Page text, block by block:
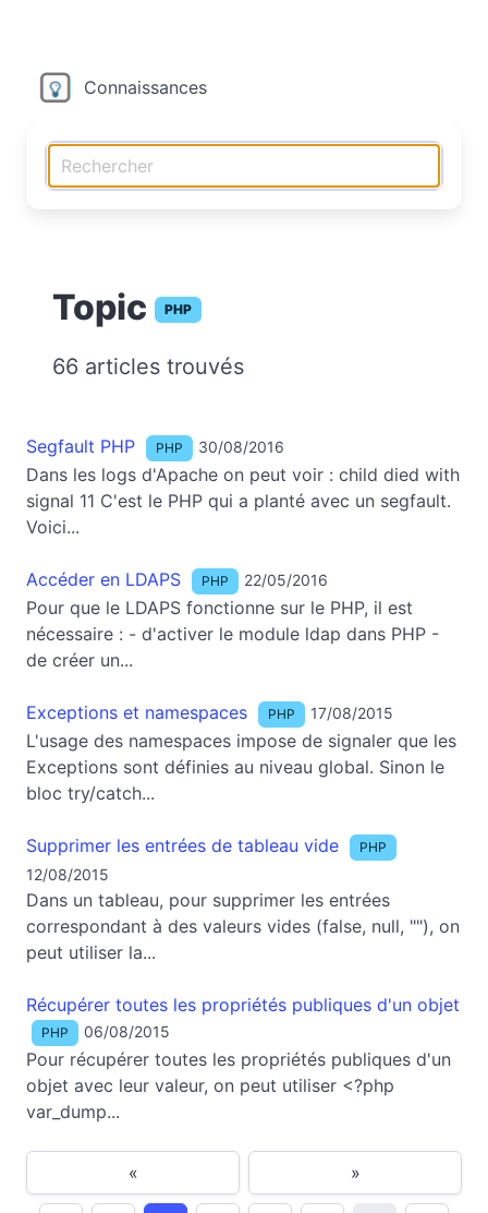
Connaissances
Topic PHP
66 articles trouvés
Segfault PHP PHP 30/08/2016
Dans les logs d'Apache on peut voir : child died with
signal 11 C'est le PHP qui a planté avec un segfault.
Voici...
Accéder en LDAPS PHP 22/05/2016
Pour que le LDAPS fonctionne sur le PHP, il est
nécessaire : - d'activer le module ldap dans PHP -
de créer un...
Exceptions et namespaces PHP 17/08/2015
L'usage des namespaces impose de signaler que les
Exceptions sont définies au niveau global. Sinon le
bloc try/catch...
Supprimer les entrées de tableau vide PHP
12/08/2015
Dans un tableau, pour supprimer les entrées
correspondant à des valeurs vides (false, null, ""), on
peut utiliser la...
Récupérer toutes les propriétés publiques d'un objet
PHP 06/08/2015
Pour récupérer toutes les propriétés publiques d'un
objet avec leur valeur, on peut utiliser <?php
var_dump...
« »